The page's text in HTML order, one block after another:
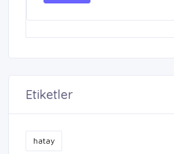
Etiketler
hatay